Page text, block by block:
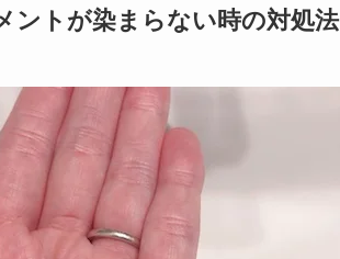
ントが染まらない時の対処法